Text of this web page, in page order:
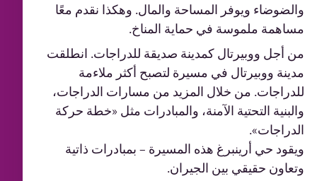
والضوضاء ويوفر المساحة والمال. وهكذا نقدم معًا
مساهمة ملموسة في حماية المناخ.
من أجل ووبيرتال كمدينة صديقة للدراجات. انطلقت
مدينة ووبيرتال في مسيرة لتصبح أكثر ملاءمة
للدراجات. من خلال المزيد من مسارات الدراجات،
والبنية التحتية الآمنة، والمبادرات مثل «خطة حركة
الدراجات».
ويقود حي أرينبرغ هذه المسيرة – بمبادرات ذاتية
وتعاون حقيقي بين الجيران.